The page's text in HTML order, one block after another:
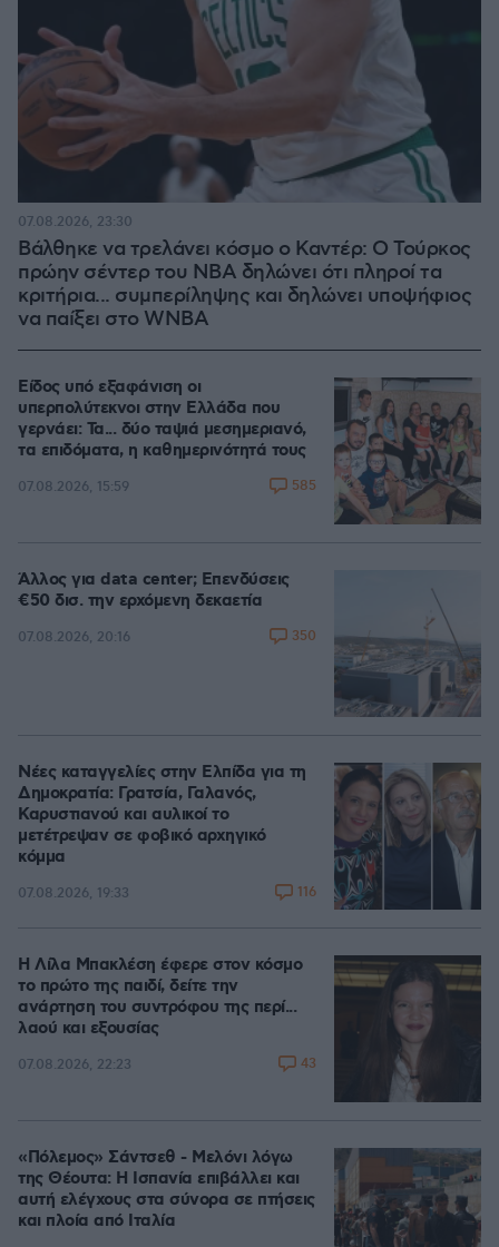
Βάλθηκε να τρελάνει κόσμο ο Καντέρ: Ο Τούρκος
πρώην σέντερ του NBA δηλώνει ότι πληροί τα
κριτήρια... συμπερίληψης και δηλώνει υποψήφιος
να παίξει στο WNBA
07.08.2026, 23:30
Είδος υπό εξαφάνιση οι
υπερπολύτεκνοι στην Ελλάδα που
γερνάει: Τα... δύο ταψιά μεσημεριανό,
τα επιδόματα, η καθημερινότητά τους
07.08.2026, 15:59 585
Άλλος για data center; Επενδύσεις
€50 δισ. την ερχόμενη δεκαετία
07.08.2026, 20:16 350
Νέες καταγγελίες στην Ελπίδα για τη
Δημοκρατία: Γρατσία, Γαλανός,
Καρυστιανού και αυλικοί το
μετέτρεψαν σε φοβικό αρχηγικό
κόμμα
07.08.2026, 19:33 116
Η Λίλα Μπακλέση έφερε στον κόσμο
το πρώτο της παιδί, δείτε την
ανάρτηση του συντρόφου της περί...
λαού και εξουσίας
07.08.2026, 22:23 43
«Πόλεμος» Σάντσεθ - Μελόνι λόγω
της Θέουτα: Η Ισπανία επιβάλλει και
αυτή ελέγχους στα σύνορα σε πτήσεις
και πλοία από Ιταλία